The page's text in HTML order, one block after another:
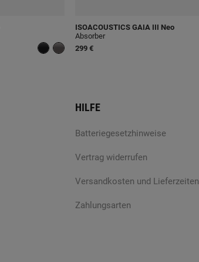
ISOACOUSTICS GAIA III Neo
Absorber
299 €
HILFE
Batteriegesetzhinweise
Vertrag widerrufen
Versandkosten und Lieferzeiten
Zahlungsarten